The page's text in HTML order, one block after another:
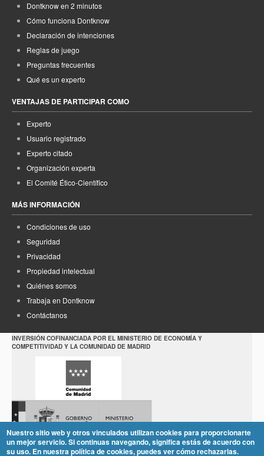
Dontknow en 2 minutos
Cómo funciona Dontknow
Declaración de intenciones
Reglas de juego
Preguntas frecuentes
Qué es un experto
VENTAJAS DE PARTICIPAR COMO
Experto
Usuario registrado
Experto citado
Organización experta
El Comité Ético-Científico
MÁS INFORMACIÓN
Condiciones de uso
Seguridad
Privacidad
Propiedad intelectual
Quiénes somos
Trabaja en Dontknow
Contáctanos
INVERSIÓN COFINANCIADA POR EL MINISTERIO DE ECONOMÍA Y
COMPETITIVIDAD Y LA COMUNIDAD DE MADRID
Nuestro sitio web y otros vinculados utilizan cookies para proporcionarte
un mejor servicio. Si continuas navegando, significa estás de acuerdo con
su uso. En nuestra política de cookies, puedes ver cómo rechazarlas.